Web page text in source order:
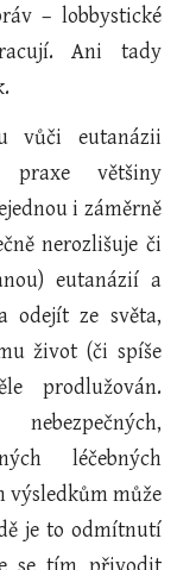
– lobbystické
Ani tady
vůči eutanázii
praxe většiny
i záměrně
nerozlišuje či
eutanázií a
odejít ze světa,
život (či spíše
prodlužován.
léčebných
výsledkům může
je to odmítnutí